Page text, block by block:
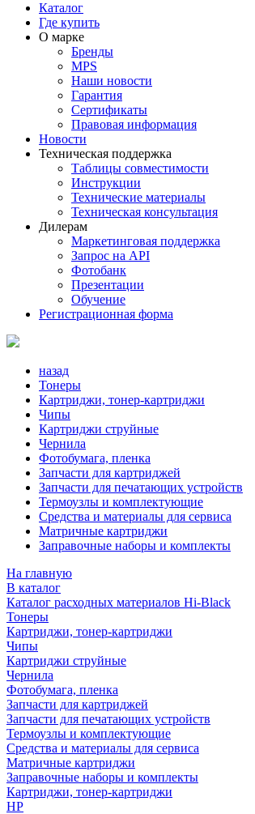
Каталог
Где купить
О марке
Бренды
MPS
Наши новости
Гарантия
Сертификаты
Правовая информация
Новости
Техническая поддержка
Таблицы совместимости
Инструкции
Технические материалы
Техническая консультация
Дилерам
Маркетинговая поддержка
Запрос на API
Фотобанк
Презентации
Обучение
Регистрационная форма
назад
Тонеры
Картриджи, тонер-картриджи
Чипы
Картриджи струйные
Чернила
Фотобумага, пленка
Запчасти для картриджей
Запчасти для печатающих устройств
Термоузлы и комплектующие
Средства и материалы для сервиса
Матричные картриджи
Заправочные наборы и комплекты
На главную
В каталог
Каталог расходных материалов Hi-Black
Тонеры
Картриджи, тонер-картриджи
Чипы
Картриджи струйные
Чернила
Фотобумага, пленка
Запчасти для картриджей
Запчасти для печатающих устройств
Термоузлы и комплектующие
Средства и материалы для сервиса
Матричные картриджи
Заправочные наборы и комплекты
Картриджи, тонер-картриджи
HP